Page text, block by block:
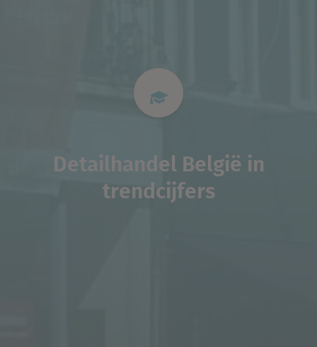
Detailhandel België in
trendcijfers